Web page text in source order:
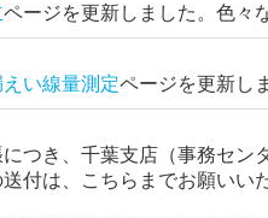
ページを更新しました。色々
い線量測定ページを更新し
つき、千葉支店（事務セン
付は、こちらまでお願いい